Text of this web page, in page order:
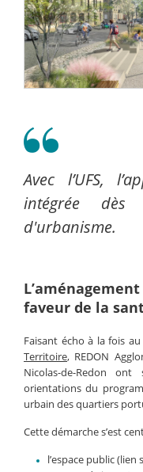
Avec l’UFS,
intégrée
d'urbanisme.
faveur de la
Faisant écho à la fois
Territoire, REDON
Nicolas-de-Redon
orientations du
urbain des quartiers
Cette démarche s’est
l’espace public